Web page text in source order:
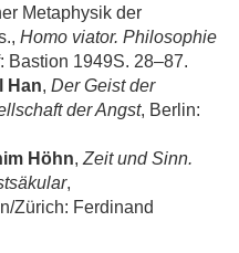
Metaphysik der
Homo viator. Philosophie
Bastion 1949S. 28–87.
Han, Der Geist der
der Angst, Berlin:
Höhn, Zeit und Sinn.
,
Zürich: Ferdinand